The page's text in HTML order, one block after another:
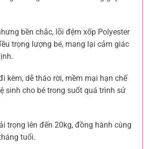
bền chắc, lõi đệm xốp Polyester
trọng lượng bé, mang lại cảm giác
kèm, dễ tháo rời, mềm mại hạn chế
sinh cho bé trong suốt quá trình sử
trọng lên đến 20kg, đồng hành cùng
tuổi.